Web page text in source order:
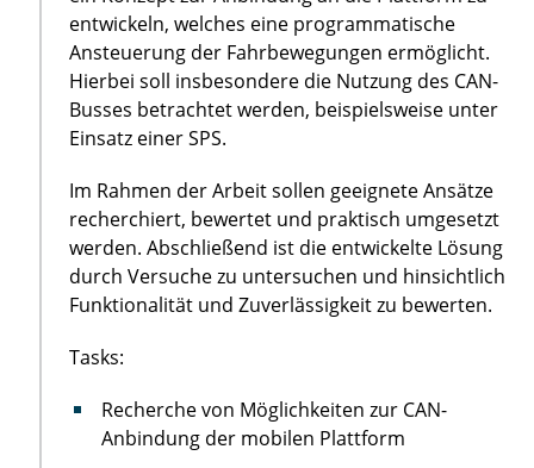
entwickeln, welches eine programmatische
Ansteuerung der Fahrbewegungen ermöglicht.
Hierbei soll insbesondere die Nutzung des CAN-
Busses betrachtet werden, beispielsweise unter
Einsatz einer SPS.
Im Rahmen der Arbeit sollen geeignete Ansätze
recherchiert, bewertet und praktisch umgesetzt
werden. Abschließend ist die entwickelte Lösung
durch Versuche zu untersuchen und hinsichtlich
Funktionalität und Zuverlässigkeit zu bewerten.
Tasks:
Recherche von Möglichkeiten zur CAN-
Anbindung der mobilen Plattform